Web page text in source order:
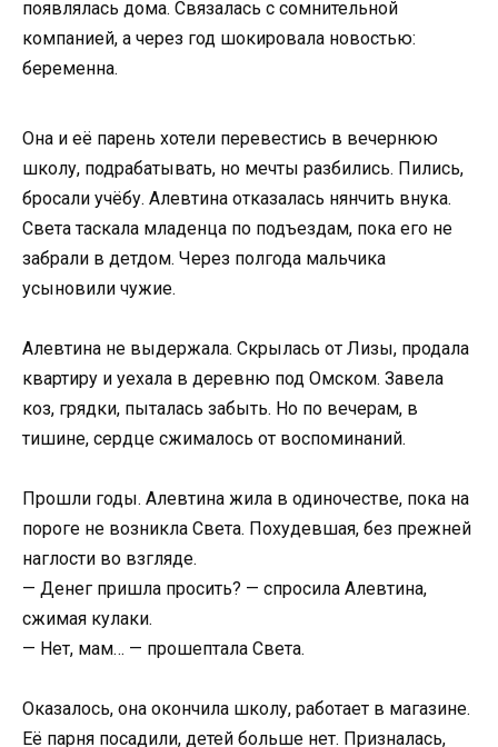
появлялась дома. Связалась с сомнительной
компанией, а через год шокировала новостью:
беременна.
Она и её парень хотели перевестись в вечернюю
школу, подрабатывать, но мечты разбились. Пились,
бросали учёбу. Алевтина отказалась нянчить внука.
Света таскала младенца по подъездам, пока его не
забрали в детдом. Через полгода мальчика
усыновили чужие.
Алевтина не выдержала. Скрылась от Лизы, продала
квартиру и уехала в деревню под Омском. Завела
коз, грядки, пыталась забыть. Но по вечерам, в
тишине, сердце сжималось от воспоминаний.
Прошли годы. Алевтина жила в одиночестве, пока на
пороге не возникла Света. Похудевшая, без прежней
наглости во взгляде.
— Денег пришла просить? — спросила Алевтина,
сжимая кулаки.
— Нет, мам… — прошептала Света.
Оказалось, она окончила школу, работает в магазине.
Её парня посадили, детей больше нет. Призналась,